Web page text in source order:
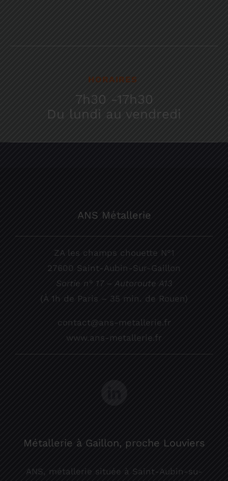
HORAIRES
7h30 -17h30
Du lundi au vendredi
ANS Métallerie
ZA les champs chouette N°1
27600 Saint-Aubin-Sur-Gaillon
Sortie n° 17 – Autoroute A13
(À 1h de Paris – 35 min. de Rouen)
contact@ans-metallerie.fr
www.ans-metallerie.fr
Métallerie à Gaillon, proche Louviers
ANS, métallerie située à Saint-Aubin-su-